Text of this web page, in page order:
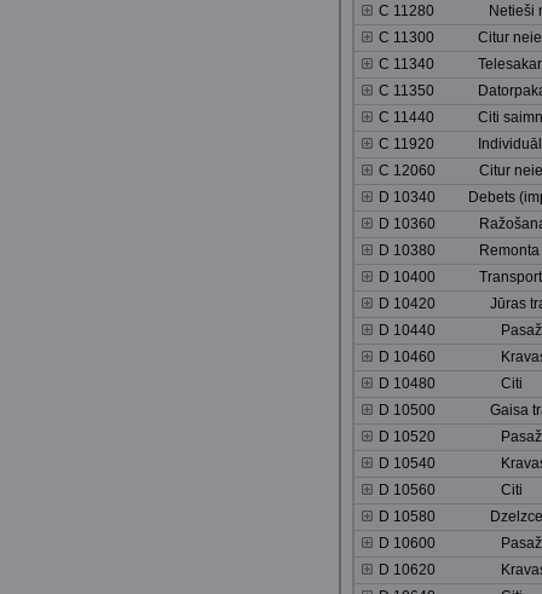
C 11280 Netieši
C 11300 Citur
C 11340 Telesakaru
C 11350
C 11440 Citi
C 11920 Individuālie,
C 12060 Citur
D 10340 Debets
D 10360
D 10380 Remonta
D 10400 Transporta
D 10420 Jūras
D 10440
D 10460
D 10480 Citi
D 10500 Gaisa
D 10520
D 10540
D 10560 Citi
D 10580 Dzelzceļa
D 10600
D 10620